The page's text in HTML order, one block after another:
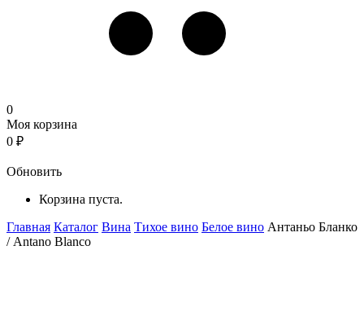
0
Моя корзина
0 ₽
Обновить
Корзина пуста.
Главная Каталог Вина Тихое вино Белое вино Антаньо Бланко
/ Antano Blanco